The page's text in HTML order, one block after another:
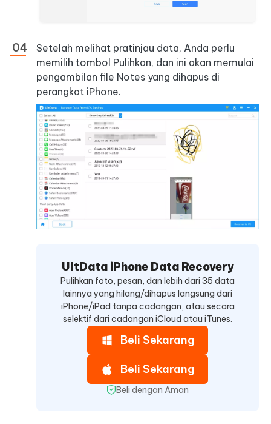
Setelah melihat pratinjau data, Anda perlu
memilih tombol Pulihkan, dan ini akan memulai
pengambilan file Notes yang dihapus di
perangkat iPhone.
UltData iPhone Data Recovery
Pulihkan foto, pesan, dan lebih dari 35 data
lainnya yang hilang/dihapus langsung dari
iPhone/iPad tanpa cadangan, atau secara
selektif dari cadangan iCloud atau iTunes.
Beli Sekarang
Beli Sekarang
Beli dengan Aman